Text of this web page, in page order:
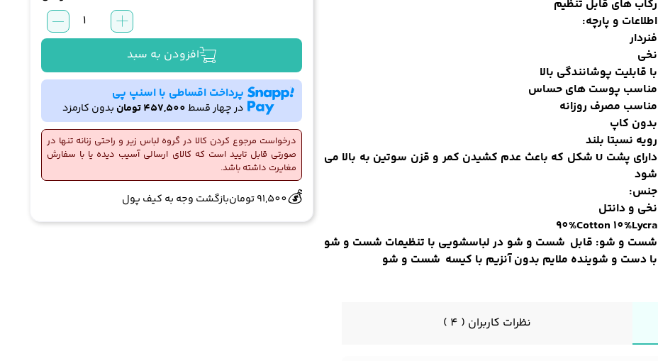
رکاب های قابل تنظیم
اطلاعات و پارچه:
فنردار
نخی
با قابلیت پوشانندگی بالا
مناسب پوست های حساس
مناسب مصرف روزانه
بدون کاپ
رویه نسبتا بلند
دارای پشت U شکل که باعث عدم کشیدن کمر و قزن سوتین به بالا می
شود
جنس:
نخی و دانتل
90%Cotton 10%Lycra
شست و شو: قابل شست و شو در لباسشویی با تنظیمات شست و شو
با دست و شوینده ملایم بدون آنزیم با کیسه شست و شو
سوتین
406
مدل
L1933007BR
عدد
افزودن به سبد
پرداخت اقساطی با اسنپ پی
در چهار قسط457,500تومان بدون کارمزد
درخواست مرجوع کردن کالا در گروه لباس زیر و راحتی زنانه تنها در
صورتی قابل تایید است که کالای ارسالی آسیب دیده یا با سفارش
مغایرت داشته باشد.🔥6 فروش در هفته گذشته👀605 بازدید در ۲۴ ساعت گذشته
💰
91,500تومانبازگشت وجه به کیف پول
نظرات کاربران ( 4 )